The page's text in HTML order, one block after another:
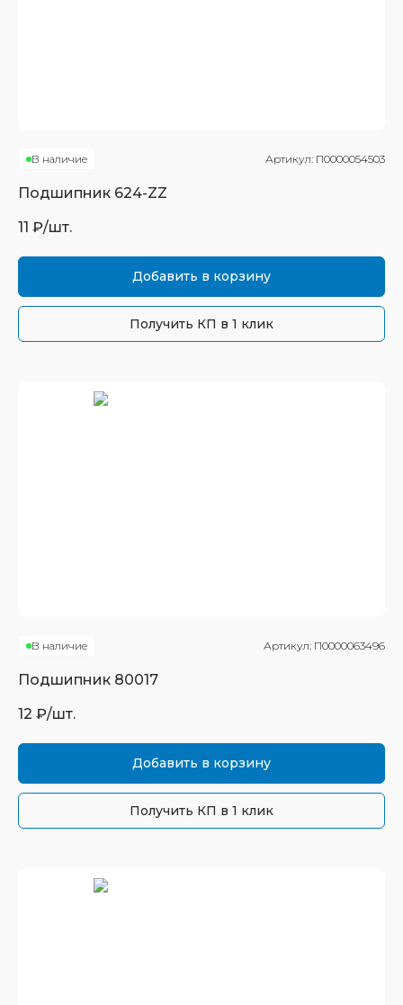
В наличие Артикул: П0000054503
Подшипник 624-ZZ
11 ₽/шт.
Добавить в корзину
Получить КП в 1 клик
В наличие Артикул: П0000063496
Подшипник 80017
12 ₽/шт.
Добавить в корзину
Получить КП в 1 клик